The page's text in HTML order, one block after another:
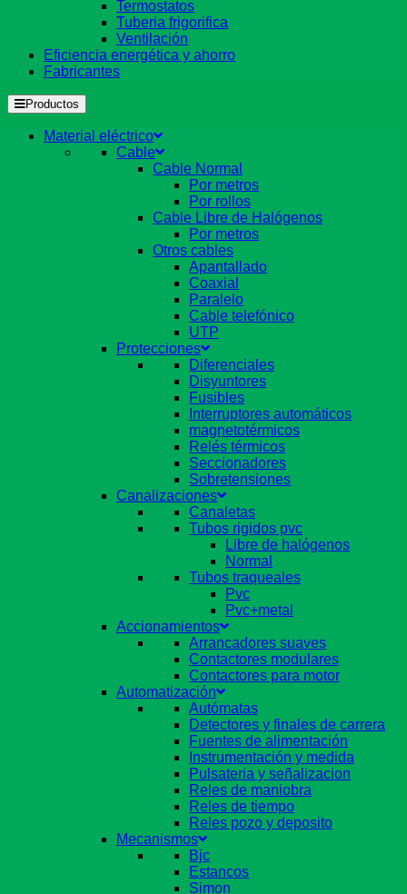
Termostatos
Tuberia frigorifica
Ventilación
Eficiencia energética y ahorro
Fabricantes
Productos
Material eléctrico
Cable
Cable Normal
Por metros
Por rollos
Cable Libre de Halógenos
Por metros
Otros cables
Apantallado
Coaxial
Paralelo
Cable telefónico
UTP
Protecciones
Diferenciales
Disyuntores
Fusibles
Interruptores automáticos
magnetotérmicos
Relés térmicos
Seccionadores
Sobretensiones
Canalizaciones
Canaletas
Tubos rigidos pvc
Libre de halógenos
Normal
Tubos traqueales
Pvc
Pvc+metal
Accionamientos
Arrancadores suaves
Contactores modulares
Contactores para motor
Automatización
Autómatas
Detectores y finales de carrera
Fuentes de alimentación
Instrumentación y medida
Pulsateria y señalizacion
Reles de maniobra
Reles de tiempo
Reles pozo y deposito
Mecanismos
Bjc
Estancos
Simon